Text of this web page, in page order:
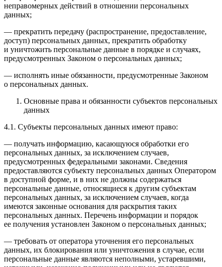
неправомерных действий в отношении персональных
данных;
— прекратить передачу (распространение, предоставление,
доступ) персональных данных, прекратить обработку
и уничтожить персональные данные в порядке и случаях,
предусмотренных Законом о персональных данных;
— исполнять иные обязанности, предусмотренные Законом
о персональных данных.
Основные права и обязанности субъектов персональных
данных
4.1. Субъекты персональных данных имеют право:
— получать информацию, касающуюся обработки его
персональных данных, за исключением случаев,
предусмотренных федеральными законами. Сведения
предоставляются субъекту персональных данных Оператором
в доступной форме, и в них не должны содержаться
персональные данные, относящиеся к другим субъектам
персональных данных, за исключением случаев, когда
имеются законные основания для раскрытия таких
персональных данных. Перечень информации и порядок
ее получения установлен Законом о персональных данных;
— требовать от оператора уточнения его персональных
данных, их блокирования или уничтожения в случае, если
персональные данные являются неполными, устаревшими,